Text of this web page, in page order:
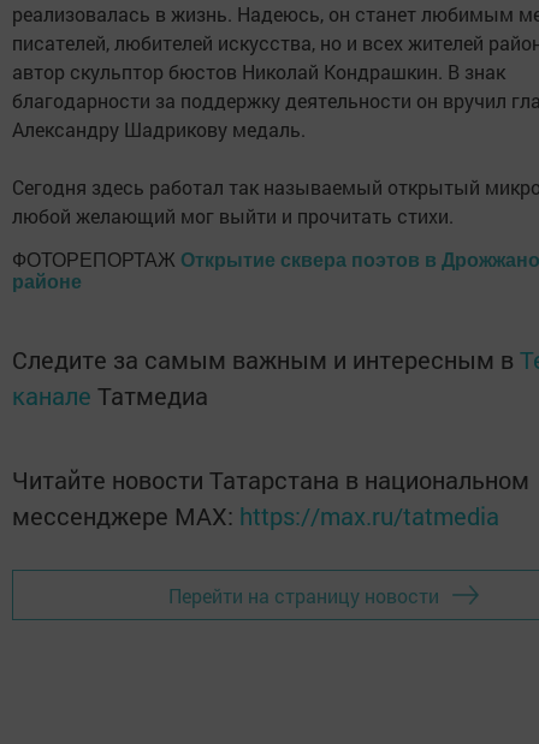
реализовалась в жизнь. Надеюсь, он станет любимым
писателей, любителей искусства, но и всех жителей
автор скульптор бюстов Николай Кондрашкин. В знак
благодарности за поддержку деятельности он вручил
Александру Шадрикову медаль.
Сегодня здесь работал так называемый открытый
любой желающий мог выйти и прочитать стихи.
ФОТОРЕПОРТАЖ Открытие сквера поэтов в
районе
Следите за самым важным и интересным в
канале Татмедиа
Читайте новости Татарстана в национальном
мессенджере MАХ: https://max.ru/tatmedia
Перейти на страницу новости